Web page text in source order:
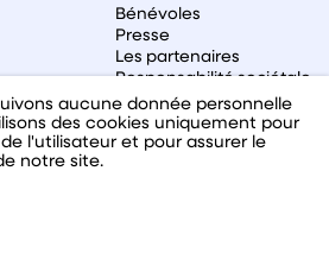
Bénévoles
Presse
Les partenaires
Responsabilité sociétale
aucune donnée personnelle
des cookies uniquement pour
l'utilisateur et pour assurer le
notre site.